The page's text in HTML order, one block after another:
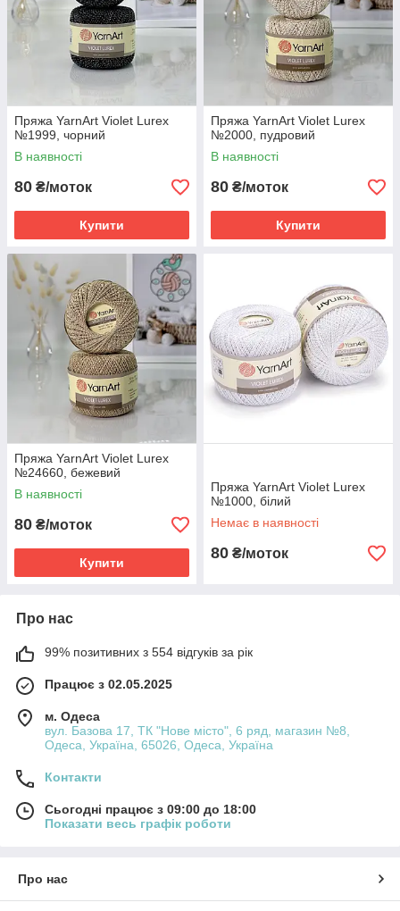
Пряжа YarnArt Violet Lurex
№1999, чорний
В наявності
80 ₴/моток
Купити
Пряжа YarnArt Violet Lurex
№2000, пудровий
В наявності
80 ₴/моток
Купити
Пряжа YarnArt Violet Lurex
№24660, бежевий
В наявності
80 ₴/моток
Купити
Пряжа YarnArt Violet Lurex
№1000, білий
Немає в наявності
80 ₴/моток
Про нас
99% позитивних з 554 відгуків за рік
Працює з 02.05.2025
м. Одеса
вул. Базова 17, ТК "Нове місто", 6 ряд, магазин №8,
Одеса, Україна, 65026, Одеса, Україна
Контакти
Сьогодні працює з 09:00 до 18:00
Показати весь графік роботи
Про нас